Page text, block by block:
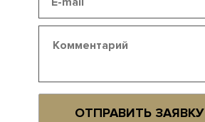
ОТПРАВИТЬ ЗАЯВКУ